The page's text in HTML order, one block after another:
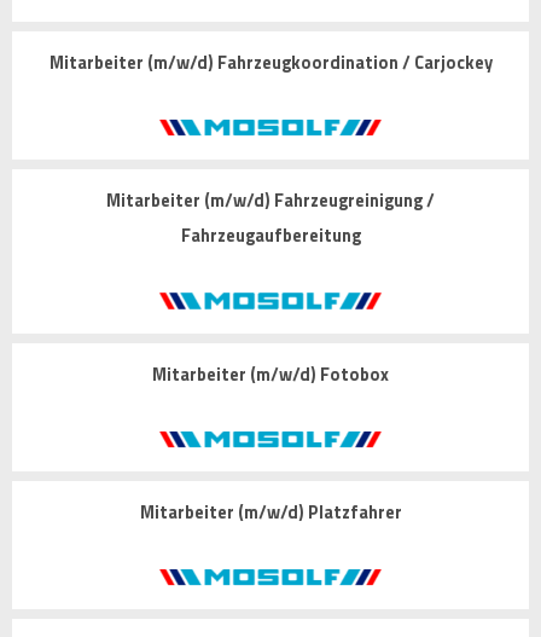
Mitarbeiter (m/w/d) Fahrzeugkoordination / Carjockey
Mitarbeiter (m/w/d) Fahrzeugreinigung /
Fahrzeugaufbereitung
Mitarbeiter (m/w/d) Fotobox
Mitarbeiter (m/w/d) Platzfahrer